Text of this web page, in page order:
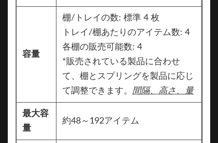
容量
棚/トレイの数: 標準 4 枚
トレイ/棚あたりのアイテム数: 4
各棚の販売可能数: 4
*販売されている製品に合わせ
て、棚とスプリングを製品に応じ
て調整できます。 間隔、高さ、量
最大容
量
約48～192アイテム